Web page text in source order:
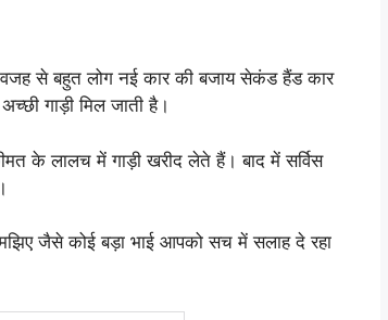
से बहुत लोग नई कार की बजाय सेकंड हैंड कार
गाड़ी मिल जाती है।
के लालच में गाड़ी खरीद लेते हैं। बाद में सर्विस
जैसे कोई बड़ा भाई आपको सच में सलाह दे रहा